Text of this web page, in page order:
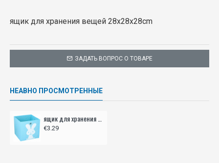
ЗАДАТЬ ВОПРОС О ТОВАРЕ
ящик для хранения вещей 28x28x28cm
НЕАВНО ПРОСМОТРЕННЫЕ
€3.29